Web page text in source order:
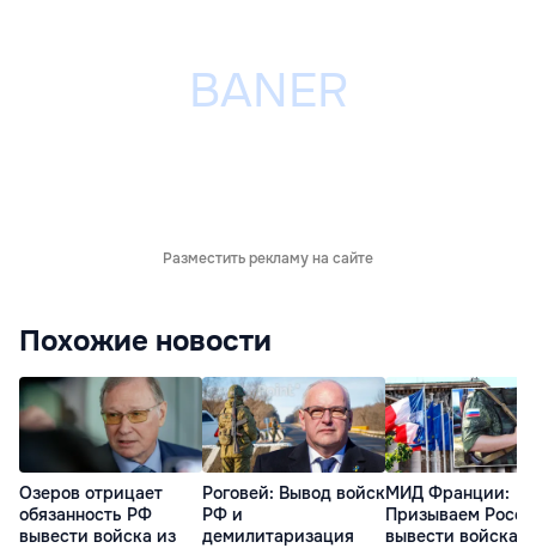
Разместить рекламу на сайте
Похожие новости
Озеров отрицает
обязанность РФ
вывести войска из
Роговей: Вывод войск
РФ и
демилитаризация
МИД Франции:
Призываем
вывести войска